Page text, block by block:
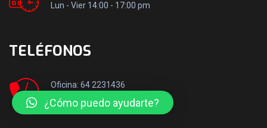
Lun - Vier 14:00 - 17:00 pm
TELÉFONOS
Oficina: 64 2231436
Móvil: +569 50106517
¿Cómo puedo ayudarte?